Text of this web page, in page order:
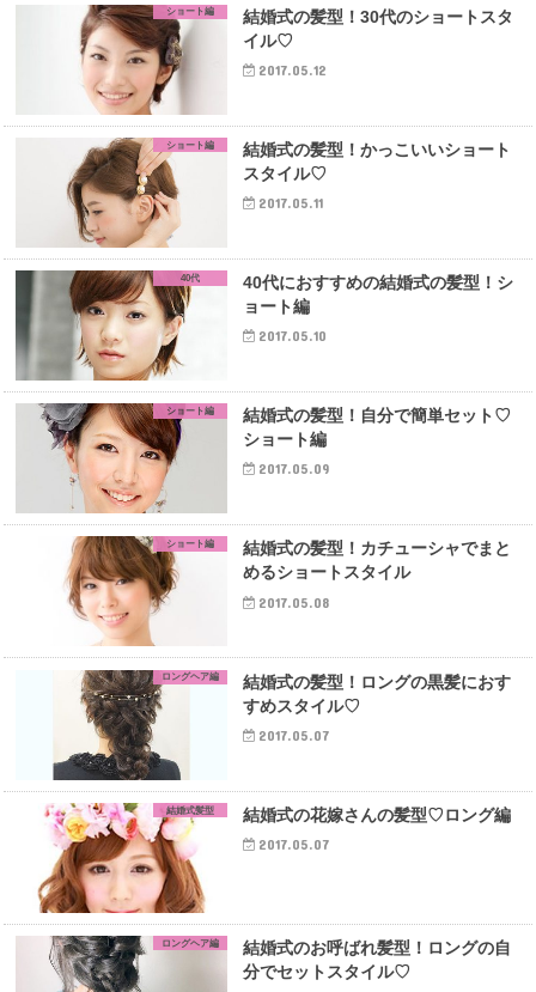
ショート編
結婚式の髪型！30代のショートスタ
イル♡
2017.05.12
ショート編
結婚式の髪型！かっこいいショート
スタイル♡
2017.05.11
40代
40代におすすめの結婚式の髪型！シ
ョート編
2017.05.10
ショート編
結婚式の髪型！自分で簡単セット♡
ショート編
2017.05.09
ショート編
結婚式の髪型！カチューシャでまと
めるショートスタイル
2017.05.08
ロングヘア編
結婚式の髪型！ロングの黒髪におす
すめスタイル♡
2017.05.07
結婚式髪型 結婚式の花嫁さんの髪型♡ロング編
2017.05.07
ロングヘア編
結婚式のお呼ばれ髪型！ロングの自
分でセットスタイル♡